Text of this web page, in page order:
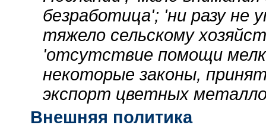
безработица'; 'ни разу не
тяжело сельскому
'отсутствие помощи
некоторые законы,
экспорт цветных
Внешняя политика